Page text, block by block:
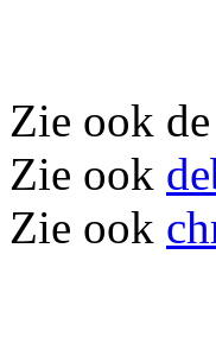
Zie ook
Zie ook
Zie ook